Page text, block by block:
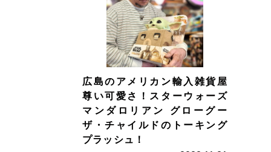
広島のアメリカン輸入雑貨屋
尊い可愛さ！スターウォーズ
マンダロリアン グローグー
ザ・チャイルドのトーキング
プラッシュ！